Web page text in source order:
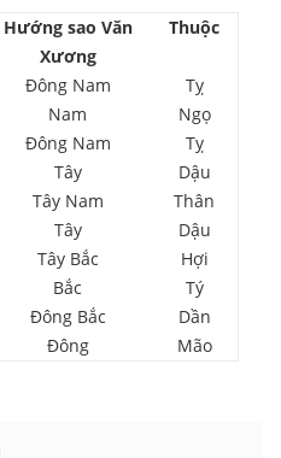
Hướng sao Văn
Xương
Thuộc
Đông Nam
Tỵ
Nam
Ngọ
Đông Nam
Tỵ
Tây
Dậu
Tây Nam
Thân
Tây
Dậu
Tây Bắc
Hợi
Bắc
Tý
Đông Bắc
Dần
Đông Mão